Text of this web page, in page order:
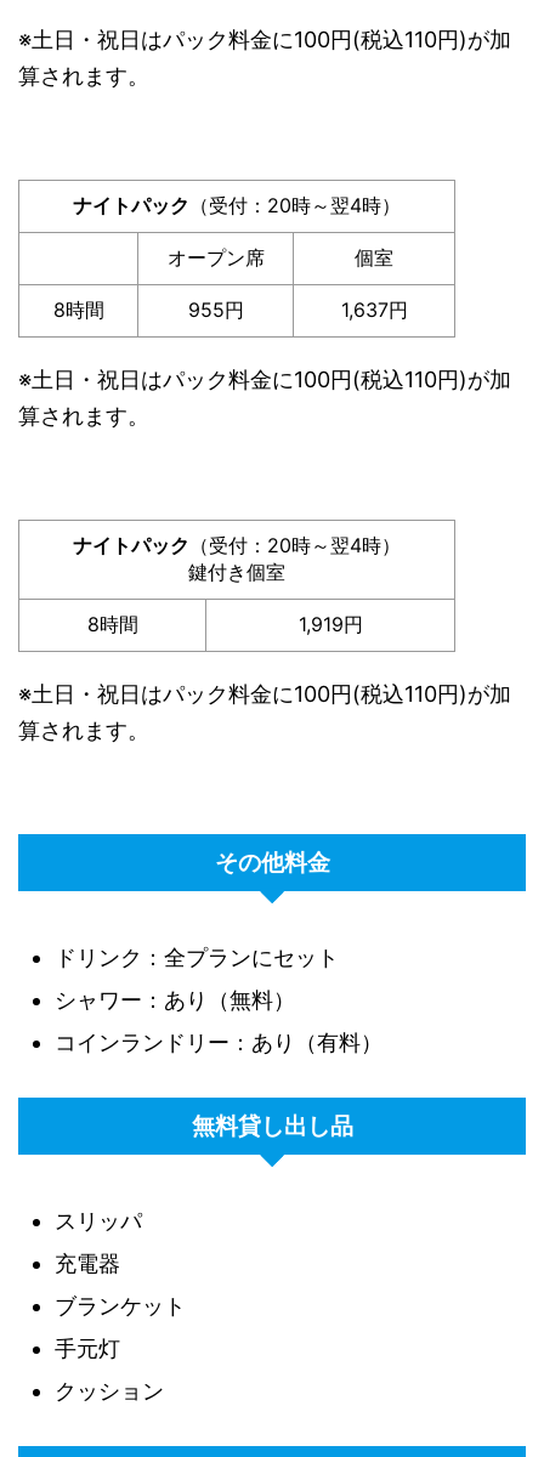
※土日・祝日はパック料金に100円(税込110円)が加
算されます。
ナイトパック （受付：20時～翌4時）
オープン席 個室
8時間 955円 1,637円
※土日・祝日はパック料金に100円(税込110円)が加
算されます。
ナイトパック （受付：20時～翌4時）
鍵付き個室
8時間 1,919円
※土日・祝日はパック料金に100円(税込110円)が加
算されます。
その他料金
ドリンク：全プランにセット
シャワー：あり（無料）
コインランドリー：あり（有料）
無料貸し出し品
スリッパ
充電器
ブランケット
手元灯
クッション